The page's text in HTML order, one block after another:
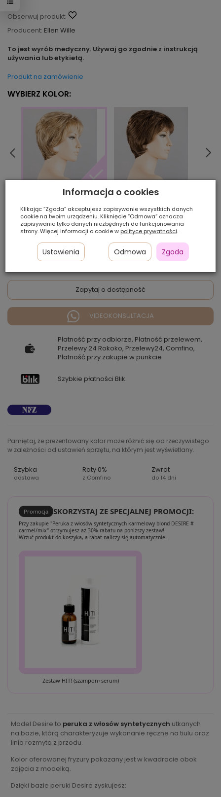
Obserwuj produkt:
Producent: Ellen Wille
To jest wyrób medyczny. Używaj go zgodnie z instrukcją
używania lub etykietą.
Produkt na zamówienie
WYBIERZ KOLOR:
chocolate/mix
Ilość szt.:
1 600,00 zł
Zapytaj o dostępność
VIDEOKONSULTACJA
Płatność przy odbiorze, Płatność przelewem,
Przelewy 24 Rokoko, Przelewy24, Comfino,
Płatność przy zakupie w punkcie
Szybkie płatności Blik.
Pamiętaj, że prezentowany kolor może różnić się od rzeczywistego
w zależności od ustawień sprzętu, na którym jest wyświetlany.
Szybka
dostawa
Raty 0%
z Comfino
Zwrot
do 14 dni
Promocja SKORZYSTAJ ZE SPECJALNEJ PROMOCJI:
Przy zakupie "Peruka z włosów syntetycznych karmelowy blond DESIRE #
carmel/mix" otrzymujesz aż 30% rabatu na poniższy zestaw!
Wrzuć produkt do koszyka, a rabat naliczy się automatycznie.
Zestaw HIT! (szampon+serum)
Model Desire to peruka z włosów syntetycznych utkanych
na bazie, którą charakteryzuje wykonanie ręczne na tiulu oraz
linia rozmyta z przodu.
Kolor oferowanej fryzury pokazany jest w kwadracie obok
zdjęcia z modelką.
Dzięki bazie peruki Desire zyskujesz:
Informacja o cookies
Klikając “Zgoda” akceptujesz zapisywanie wszystkich danych
cookie na twoim urządzeniu. Kliknięcie “Odmowa” oznacza
zapisywanie tylko danych niezbędnych do funkcjonowania
strony. Więcej informacji o cookie w polityce prywatności.
Ustawienia Odmowa Zgoda